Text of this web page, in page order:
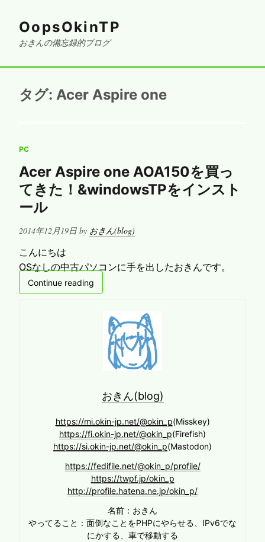
OopsOkinTP
おきんの備忘録的ブログ
タグ: Acer Aspire one
PC
Acer Aspire one AOA150を買っ
てきた！&windowsTPをインスト
ール
Posted
2014年12月19日 by おきん(blog)
こんにちは
OSなしの中古パソコンに手を出したおきんです。
Continue reading
おきん(blog)
https://mi.okin-jp.net/@okin_p(Misskey)
https://fi.okin-jp.net/@okin_p(Firefish)
https://si.okin-jp.net/@okin_p(Mastodon)
https://fedifile.net/@okin_p/profile/
https://twpf.jp/okin_p
http://profile.hatena.ne.jp/okin_p/
名前：おきん
やってること：面倒なことをPHPにやらせる、IPv6でな
にかする、車で移動する